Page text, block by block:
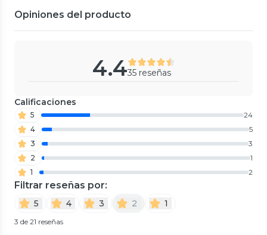
Opiniones del producto
4.435 reseñas
Calificaciones
5
24
4
5
3
3
2
1
1
2
Filtrar reseñas por:
5 4 3 2 1
3 de 21 reseñas